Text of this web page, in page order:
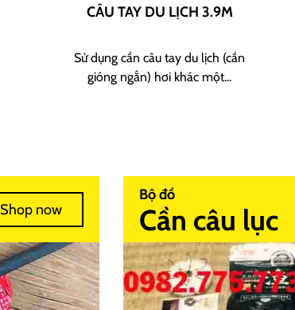
CÂU TAY DU LỊCH 3.9M
Sử dụng cần câu tay du lịch (cần
gióng ngắn) hơi khác một...
Shop now
Bộ đồ
Cần câu lục